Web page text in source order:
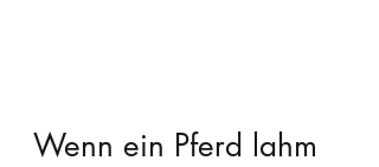
Wenn ein Pferd lahm